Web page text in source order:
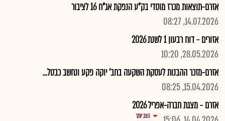
אזרם-תוצאות מכרז מוסדי בק"ע הנפקת אג"ח 16 לציבור
14.07.2026, 08:27
אזורים - דוח רבעון 1 לשנת 2026
28.05.2026, 10:20
אזרם-מזכר ההבנות לעסקת השקעה בחב' יוקה פקע ונחשב כבטל...
15.04.2026, 08:25
אזרם - מצגת חברה-אפריל 2026
הצג יותר